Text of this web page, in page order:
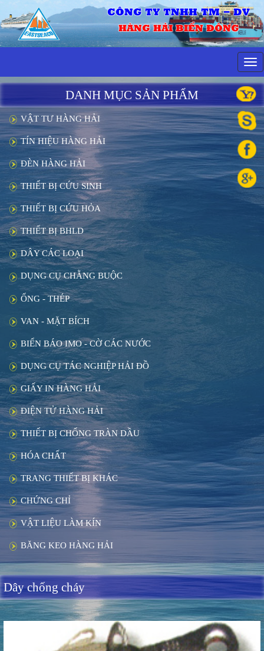
CÔNG TY TNHH TM - DV
HÀNG HẢI BIỂN ĐÔNG
DANH MỤC SẢN PHẨM
VẬT TƯ HÀNG HẢI
TÍN HIỆU HÀNG HẢI
ĐÈN HÀNG HẢI
THIẾT BỊ CỨU SINH
THIẾT BỊ CỨU HỎA
THIẾT BỊ BHLD
DÂY CÁC LOẠI
DỤNG CỤ CHẰNG BUỘC
ỐNG - THÉP
VAN - MẶT BÍCH
BIỂN BÁO IMO - CỜ CÁC NƯỚC
DỤNG CỤ TÁC NGHIỆP HẢI ĐỒ
GIẤY IN HÀNG HẢI
ĐIỆN TỬ HÀNG HẢI
THIẾT BỊ CHỐNG TRÀN DẦU
HÓA CHẤT
TRANG THIẾT BỊ KHÁC
CHỨNG CHỈ
VẬT LIỆU LÀM KÍN
BĂNG KEO HÀNG HẢI
Dây chống cháy